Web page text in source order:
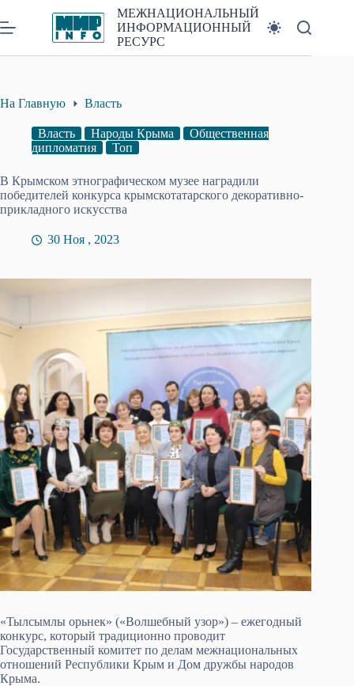
к
сути
МЕЖНАЦИОНАЛЬНЫЙ
ИНФОРМАЦИОННЫЙ
РЕСУРС
На Главную Власть
Власть Народы Крыма
Общественная
дипломатия
Топ
В Крымском этнографическом музее наградили
победителей конкурса крымскотатарского декоративно-
прикладного искусства
30 Ноя , 2023
«Тылсымлы орьнек» («Волшебный узор») – ежегодный
конкурс, который традиционно проводит
Государственный комитет по делам межнациональных
отношений Республики Крым и Дом дружбы народов
Крыма.